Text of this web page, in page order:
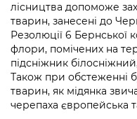
Статистика
Звернення
Регуляторна
Фінанси та бюджет
Безпека та
Ритуальні послуги
Іноземцям / For
Контактний центр
Допомога
Рада з питань
осіб при Київській
адміністрації
інформацію
Порядок
бездіяльності
Звіти про
публічну
Зйомки в лікарнях
стану / Rules for
hospitals at work
Контакти для
media
лісництва допоможе
тварин, занесені до
Резолюції 6 Бернської
флори, помічених на
підсніжник
Також при обстеженні
тварин, як мідянка
черепаха європейська